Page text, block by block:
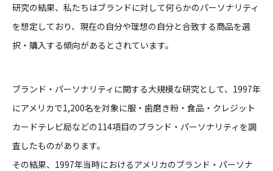
研究の結果、私たちはブランドに対して何らかのパーソナリティ
を想定しており、現在の自分や理想の自分と合致する商品を選
択・購入する傾向があるとされています。
ブランド・パーソナリティに関する大規模な研究として、 1997年
にアメリカで1,200名を対象に服・歯磨き粉・食品・クレジット
カードテレビ局などの114項目のブランド・パーソナリティを調
査 したものがあります。
その結果、1997年当時におけるアメリカのブランド・パーソナ